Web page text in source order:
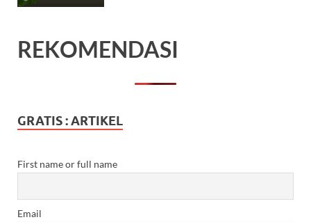
REKOMENDASI
GRATIS : ARTIKEL
First name or full name
Email